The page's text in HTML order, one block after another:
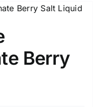
Berry